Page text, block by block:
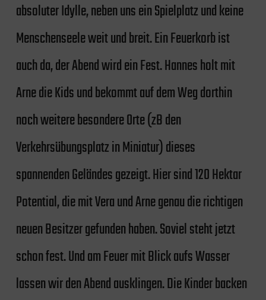
absoluter Idylle, neben uns ein Spielplatz und keine
Menschenseele weit und breit. Ein Feuerkorb ist
auch da, der Abend wird ein Fest. Hannes holt mit
Arne die Kids und bekommt auf dem Weg dorthin
noch weitere besondere Orte (zB den
Verkehrsübungsplatz in Miniatur) dieses
spannenden Geländes gezeigt. Hier sind 120 Hektar
Potential, die mit Vera und Arne genau die richtigen
neuen Besitzer gefunden haben. Soviel steht jetzt
schon fest. Und am Feuer mit Blick aufs Wasser
lassen wir den Abend ausklingen. Die Kinder backen